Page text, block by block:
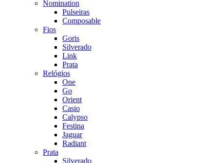
Nomination
Pulseiras
Composable
Fios
Goris
Silverado
Link
Prata
Relógios
One
Go
Orient
Casio
Calypso
Festina
Jaguar
Radiant
Prata
Silverado